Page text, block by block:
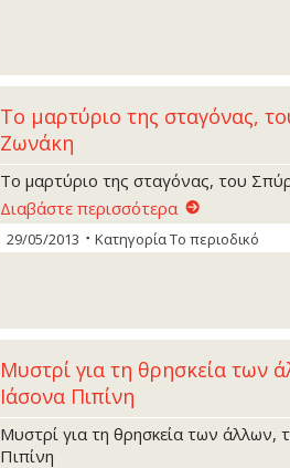
Το µαρτύριο της σταγόνας,
Ζωνάκη
Το µαρτύριο της σταγόνας, του
Διαβάστε περισσότερα
29/05/2013 ΚατηγορίαΤο περιοδικό
Μυστρί για τη θρησκεία των
Ιάσονα Πιπίνη
Μυστρί για τη θρησκεία των άλλων,
Πιπίνη